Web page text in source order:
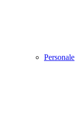
Personale